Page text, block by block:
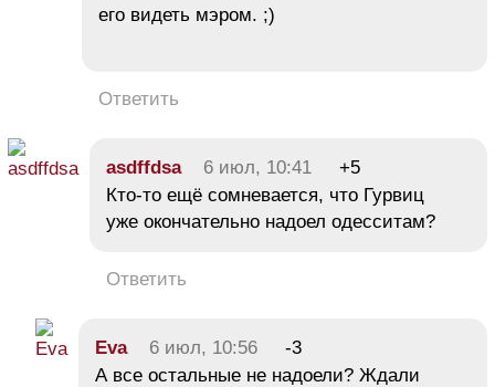
его видеть мэром. ;)
Ответить
asdffdsa 6 июл, 10:41
+5
Кто-то ещё сомневается, что Гурвиц
уже окончательно надоел одесситам?
Ответить
Eva 6 июл, 10:56
-3
А все остальные не надоели? Ждали